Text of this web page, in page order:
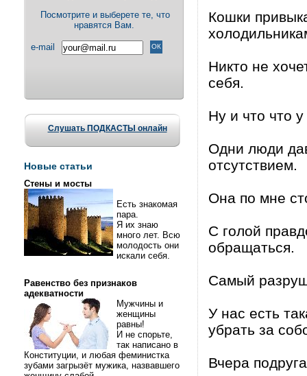
Посмотрите и выберете те, что
нравятся Вам.
e-mail
Слушать ПОДКАСТЫ онлайн
Новые статьи
Стены и мосты
Есть знакомая
пара.
Я их знаю
много лет. Всю
молодость они
искали себя.
Равенство без признаков
адекватности
Мужчины и
женщины
равны!
И не спорьте,
так написано в
Конституции, и любая феминистка
зубами загрызёт мужика, назвавшего
Кошки
Никто не
себя.
Ну и что что
Одни люди
отсутствием.
Она по мне
С голой
обращаться.
Самый
У нас есть
убрать за
Вчера